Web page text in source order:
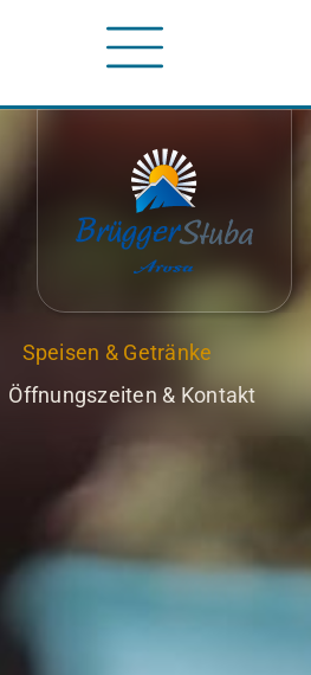
Speisen & Getränke
Öffnungszeiten & Kontakt